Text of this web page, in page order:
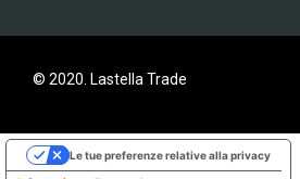
© 2020. Lastella Trade
Le tue preferenze relative alla privacy